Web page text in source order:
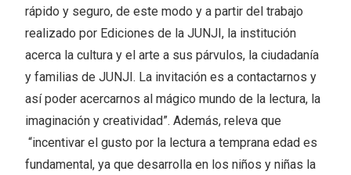
rápido y seguro, de este modo y a partir del trabajo
realizado por Ediciones de la JUNJI, la institución
acerca la cultura y el arte a sus párvulos, la ciudadanía
y familias de JUNJI. La invitación es a contactarnos y
así poder acercarnos al mágico mundo de la lectura, la
imaginación y creatividad”. Además, releva que
“incentivar el gusto por la lectura a temprana edad es
fundamental, ya que desarrolla en los niños y niñas la